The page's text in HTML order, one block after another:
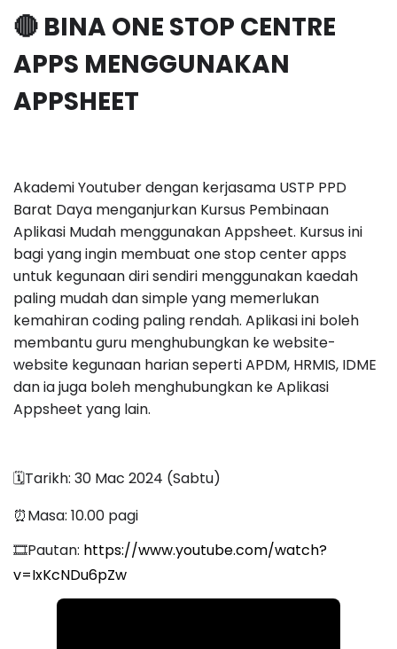
🔴 BINA ONE STOP CENTRE
APPS MENGGUNAKAN
APPSHEET
Akademi Youtuber dengan kerjasama USTP PPD
Barat Daya menganjurkan Kursus Pembinaan
Aplikasi Mudah menggunakan Appsheet. Kursus ini
bagi yang ingin membuat one stop center apps
untuk kegunaan diri sendiri menggunakan kaedah
paling mudah dan simple yang memerlukan
kemahiran coding paling rendah. Aplikasi ini boleh
membantu guru menghubungkan ke website-
website kegunaan harian seperti APDM, HRMIS, IDME
dan ia juga boleh menghubungkan ke Aplikasi
Appsheet yang lain.
🗓Tarikh: 30 Mac 2024 (Sabtu)
⏰Masa: 10.00 pagi
🎞Pautan: https://www.youtube.com/watch?
v=IxKcNDu6pZw